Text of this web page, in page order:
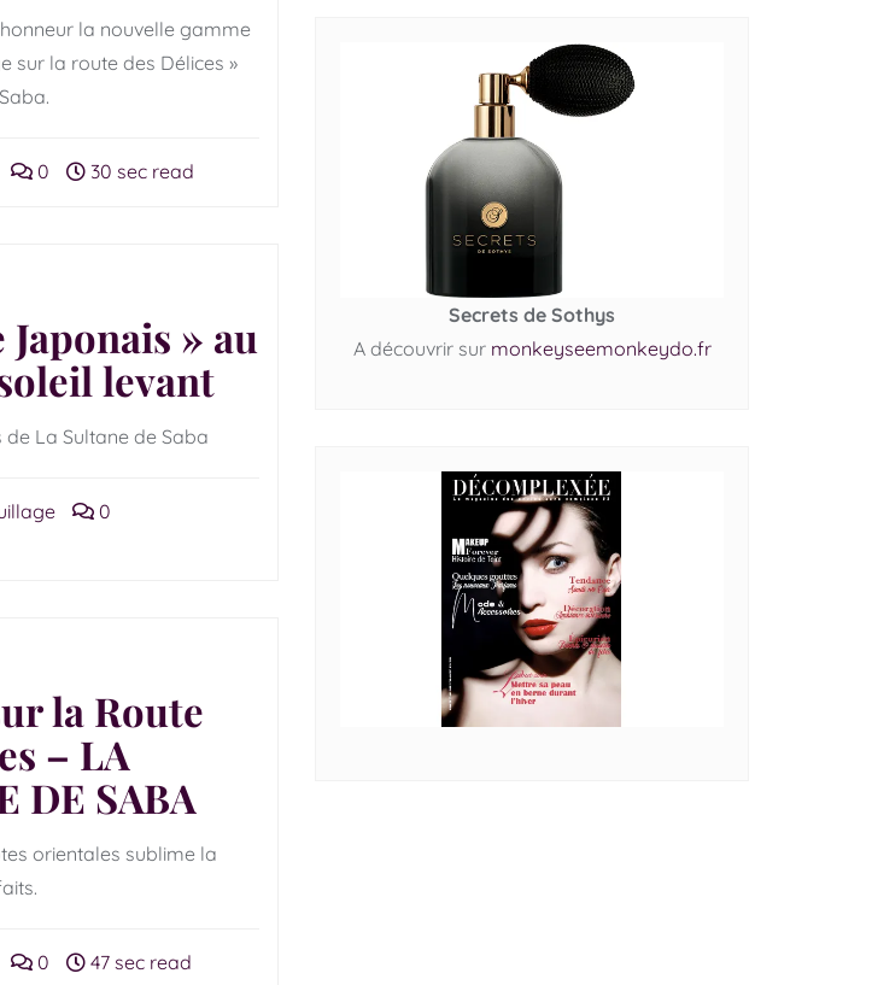
la nouvelle gamme
sur la route des Délices »
0 30 sec read
Japonais » au
levant
La Sultane de Saba
0
la Route
– LA
DE SABA
orientales sublime la
0 47 sec read
Secrets de Sothys
A découvrir sur monkeyseemonkeydo.fr